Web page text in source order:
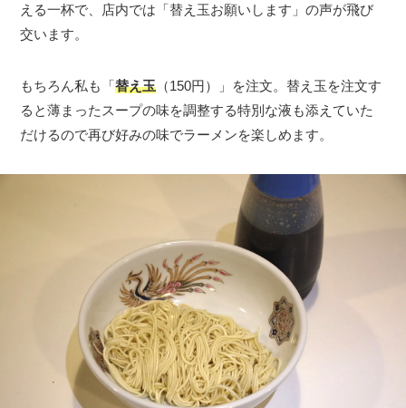
える一杯で、店内では「替え玉お願いします」の声が飛び
交います。
もちろん私も「替え玉 （150円）」を注文。替え玉を注文す
ると薄まったスープの味を調整する特別な液も添えていた
だけるので再び好みの味でラーメンを楽しめます。